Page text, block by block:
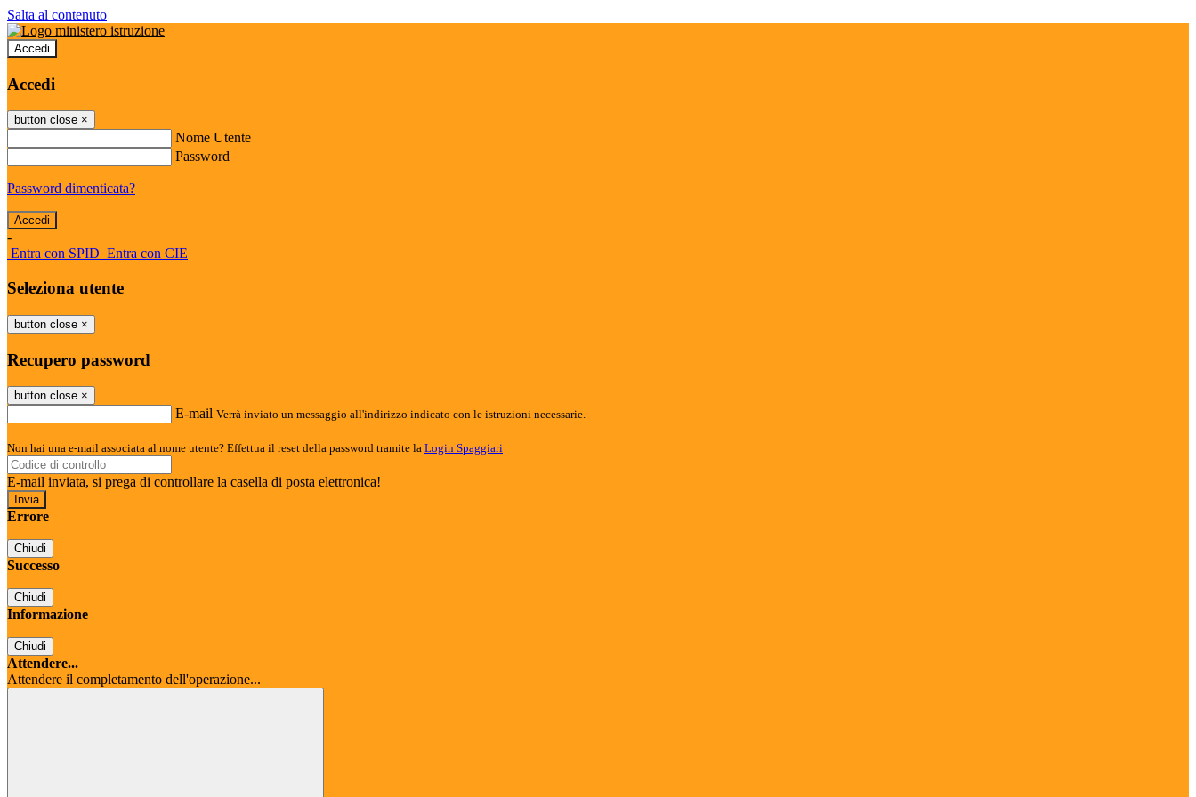
Salta al contenuto
Accedi
Accedi
button close ×
Nome Utente
Password
Password dimenticata?
-
Entra con SPID Entra con CIE
Seleziona utente
button close ×
Recupero password
button close ×
E-mail Verrà inviato un messaggio all'indirizzo indicato con le istruzioni necessarie.
Non hai una e-mail associata al nome utente? Effettua il reset della password tramite la Login Spaggiari
E-mail inviata, si prega di controllare la casella di posta elettronica!
Errore
Chiudi
Successo
Chiudi
Informazione
Chiudi
Attendere...
Attendere il completamento dell'operazione...